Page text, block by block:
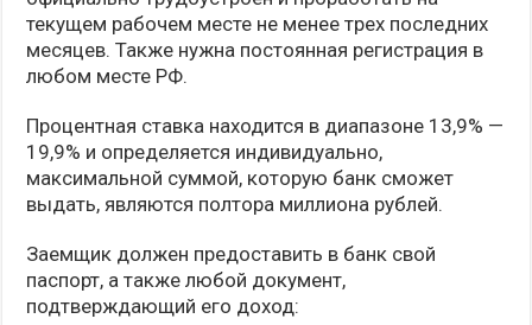
текущем рабочем месте не менее трех последних
месяцев. Также нужна постоянная регистрация в
любом месте РФ.
Процентная ставка находится в диапазоне 13,9% —
19,9% и определяется индивидуально,
максимальной суммой, которую банк сможет
выдать, являются полтора миллиона рублей.
Заемщик должен предоставить в банк свой
паспорт, а также любой документ,
подтверждающий его доход: